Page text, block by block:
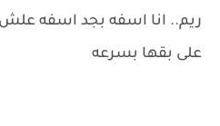
ريم.. انا اسفه بجد اسفه
على بقها بسرعه